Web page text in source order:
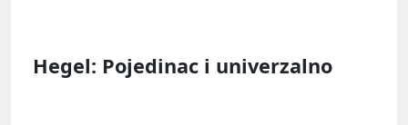
Hegel: Pojedinac i univerzalno